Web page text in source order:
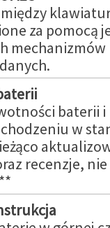
za pomocą
mechanizmów
baterii i
w
recenzje,